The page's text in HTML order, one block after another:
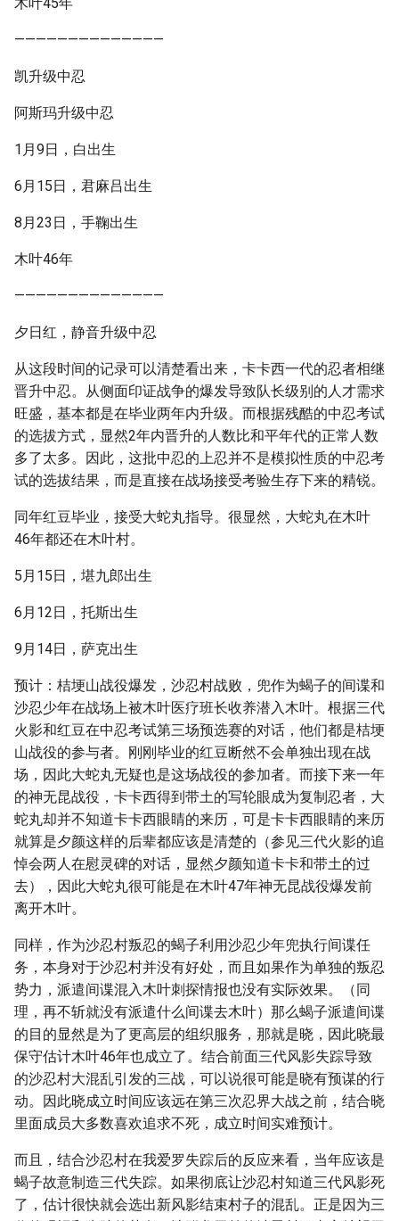
——————————————
凯升级中忍
阿斯玛升级中忍
1月9日，白出生
6月15日，君麻吕出生
8月23日，手鞠出生
木叶46年
——————————————
夕日红，静音升级中忍
从这段时间的记录可以清楚看出来，卡卡西一代的忍者相继
晋升中忍。从侧面印证战争的爆发导致队长级别的人才需求
旺盛，基本都是在毕业两年内升级。而根据残酷的中忍考试
的选拔方式，显然2年内晋升的人数比和平年代的正常人数
多了太多。因此，这批中忍的上忍并不是模拟性质的中忍考
试的选拔结果，而是直接在战场接受考验生存下来的精锐。
同年红豆毕业，接受大蛇丸指导。很显然，大蛇丸在木叶
46年都还在木叶村。
5月15日，堪九郎出生
6月12日，托斯出生
9月14日，萨克出生
预计：桔埂山战役爆发，沙忍村战败，兜作为蝎子的间谍和
沙忍少年在战场上被木叶医疗班长收养潜入木叶。根据三代
火影和红豆在中忍考试第三场预选赛的对话，他们都是桔埂
山战役的参与者。刚刚毕业的红豆断然不会单独出现在战
场，因此大蛇丸无疑也是这场战役的参加者。而接下来一年
的神无昆战役，卡卡西得到带土的写轮眼成为复制忍者，大
蛇丸却并不知道卡卡西眼睛的来历，可是卡卡西眼睛的来历
就算是夕颜这样的后辈都应该是清楚的（参见三代火影的追
悼会两人在慰灵碑的对话，显然夕颜知道卡卡和带土的过
去），因此大蛇丸很可能是在木叶47年神无昆战役爆发前
离开木叶。
同样，作为沙忍村叛忍的蝎子利用沙忍少年兜执行间谍任
务，本身对于沙忍村并没有好处，而且如果作为单独的叛忍
势力，派遣间谍混入木叶刺探情报也没有实际效果。（同
理，再不斩就没有派遣什么间谍去木叶）那么蝎子派遣间谍
的目的显然是为了更高层的组织服务，那就是晓，因此晓最
保守估计木叶46年也成立了。结合前面三代风影失踪导致
的沙忍村大混乱引发的三战，可以说很可能是晓有预谋的行
动。因此晓成立时间应该远在第三次忍界大战之前，结合晓
里面成员大多数喜欢追求不死，成立时间实难预计。
而且，结合沙忍村在我爱罗失踪后的反应来看，当年应该是
蝎子故意制造三代失踪。如果彻底让沙忍村知道三代风影死
了，估计很快就会选出新风影结束村子的混乱。正是因为三